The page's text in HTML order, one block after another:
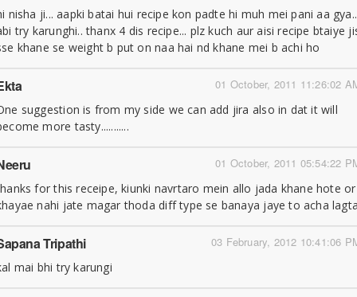
nisha ji... aapki batai hui recipe kon padte hi muh mei pani aa gya..
try karunghi.. thanx 4 dis recipe... plz kuch aur aisi recipe btaiye
khane se weight b put on naa hai nd khane mei b achi ho
01 October, 2011 11:26:02
suggestion is from my side we can add jira also in dat it will
more tasty...........
01 October, 2011 05:54:22
for this receipe, kiunki navrtaro mein allo jada khane hote or
nahi jate magar thoda diff type se banaya jaye to acha
03 February, 2012 10:41:06
Tripathi
mai bhi try karungi